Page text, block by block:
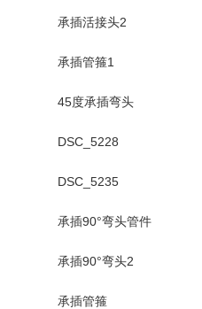
承插活接头2
承插管箍1
45度承插弯头
DSC_5228
DSC_5235
承插90°弯头管件
承插90°弯头2
承插管箍